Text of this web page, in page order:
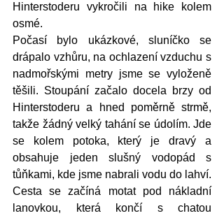
Hinterstoderu vykročili na hike kolem
osmé.
Počasí bylo ukázkové, sluníčko se
drápalo vzhůru, na ochlazení vzduchu s
nadmořskými metry jsme se vyloženě
těšili. Stoupání začalo docela brzy od
Hinterstoderu a hned poměrně strmě,
takže žádný velký tahání se údolím. Jde
se kolem potoka, který je dravý a
obsahuje jeden slušný vodopád s
tůňkami, kde jsme nabrali vodu do lahví.
Cesta se začíná motat pod nákladní
lanovkou, která končí s chatou